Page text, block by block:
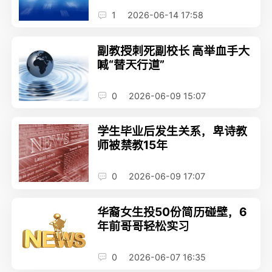
1 2026-06-14 17:58
副教授刺死副校长 高举血手大
喊“替天行道”
0 2026-06-09 15:07
学生毕业后发生关系，卑诗教
师被禁教15年
0 2026-06-09 17:07
华裔女生投50份简历碰壁，6
年前哥哥轻松实习
0 2026-06-07 16:35